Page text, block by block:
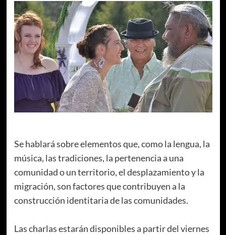
Se hablará sobre elementos que, como la lengua, la
música, las tradiciones, la pertenencia a una
comunidad o un territorio, el desplazamiento y la
migración, son factores que contribuyen a la
construcción identitaria de las comunidades.
Las charlas estarán disponibles a partir del viernes